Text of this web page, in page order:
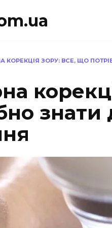
КОРЕКЦІЯ ЗОРУ: ВСЕ, ЩО